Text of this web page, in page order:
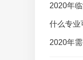
2020年
什么专业
2020年